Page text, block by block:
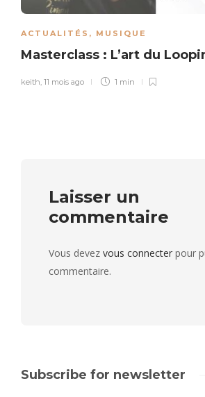
ACTUALITÉS , MUSIQUE
Masterclass : L’art du
keith, 11 mois ago 1 min
Laisser un
commentaire
Vous devez vous connecter pour
commentaire.
Subscribe for newsletter